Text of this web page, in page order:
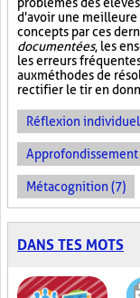
d'avoir une
concepts par ces
documentées, les
les erreurs
aux méthodes de
rectifier le tir en
Réflexion
Approfondissement
Métacognition (7)
DANS TES MOTS